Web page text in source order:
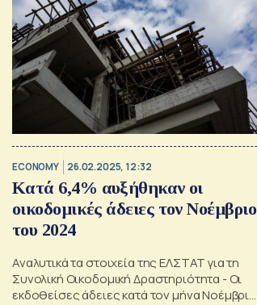
ECONOMY 26.02.2025, 12:32
Κατά 6,4% αυξήθηκαν οι
οικοδομικές άδειες τον Νοέμβριo
του 2024
Αναλυτικά τα στοιχεία της ΕΛΣΤΑΤ για τη
Συνολική Οικοδομική Δραστηριότητα - Οι
εκδοθείσες άδειες κατά τον μήνα Νοέμβριο